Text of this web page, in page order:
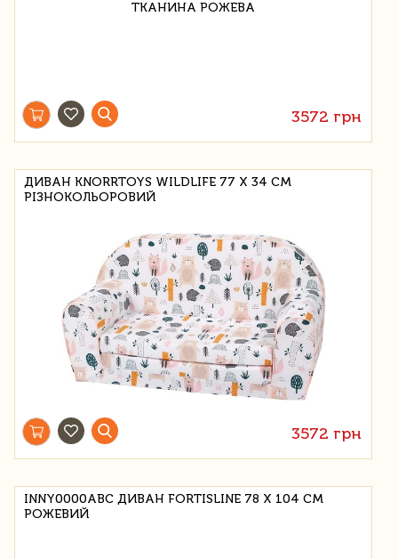
3572 грн
ДИВАН KNORRTOYS WILDLIFE 77 Х 34 СМ
РІЗНОКОЛЬОРОВИЙ
3572 грн
INNY0000ABC ДИВАН FORTISLINE 78 X 104 СМ
РОЖЕВИЙ